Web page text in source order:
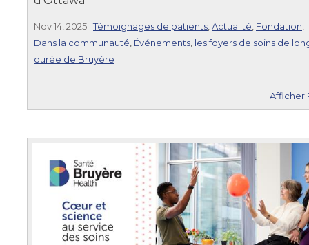
Nov 14, 2025 |Témoignages de patients Actualité Fondation
Dans la communauté Événements les foyers de soins de
durée de Bruyère
Afficher